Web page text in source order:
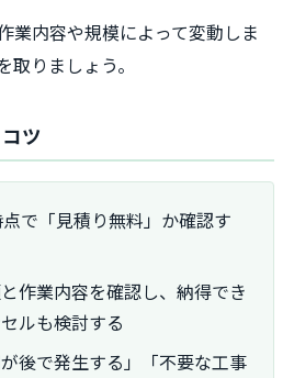
業内容や規模によって変動しま
りましょう。
ツ
で「見積り無料」か確認す
作業内容を確認し、納得でき
ルも検討する
が後で発生する」「不要な工事